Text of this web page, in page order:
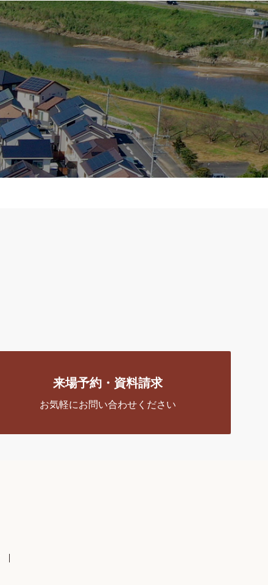
来場予約・資料請求
お気軽にお問い合わせください